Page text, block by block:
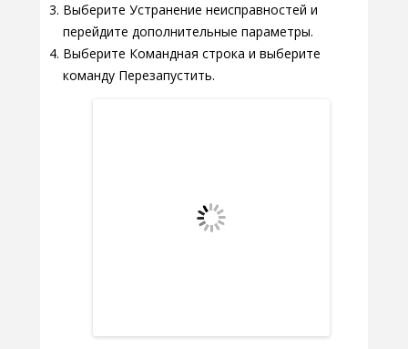
Выберите Устранение неисправностей и
перейдите дополнительные параметры.
Выберите Командная строка и выберите
команду Перезапустить.